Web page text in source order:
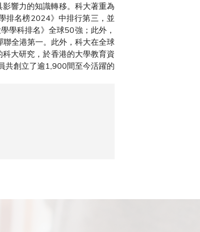
響力的知識轉移。科大著重為
排名榜2024》中排行第三，並
學科排名》全球50強；此外，
全港第一。此外，科大在全球
大研究，於香港的大學教育資
共創立了逾1,900間至今活躍的